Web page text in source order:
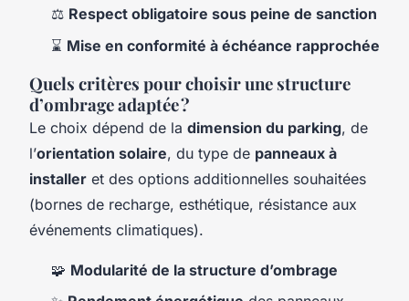
⚖️ Respect obligatoire sous peine de sanction
⌛ Mise en conformité à échéance rapprochée
Quels critères pour choisir une structure
d’ombrage adaptée ?
Le choix dépend de la dimension du parking, de
l’orientation solaire, du type de panneaux à
installer et des options additionnelles souhaitées
(bornes de recharge, esthétique, résistance aux
événements climatiques).
🧩 Modularité de la structure d’ombrage